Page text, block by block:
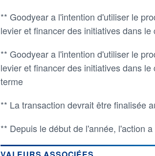
** Goodyear a l'intention d'utiliser le
levier et financer des initiatives dans
** Goodyear a l'intention d'utiliser le
levier et financer des initiatives dans
terme
** La transaction devrait être finalisée
** Depuis le début de l'année, l'action